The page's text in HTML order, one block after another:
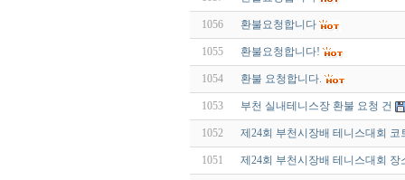
1056 환불요청합니다
1055 환불요청합니다!
1054 환불 요청합니다.
1053 부천 실내테니스장 환불 요청 건
1052 제24회 부천시장배 테니스대회
1051 제24회 부천시장배 테니스대회